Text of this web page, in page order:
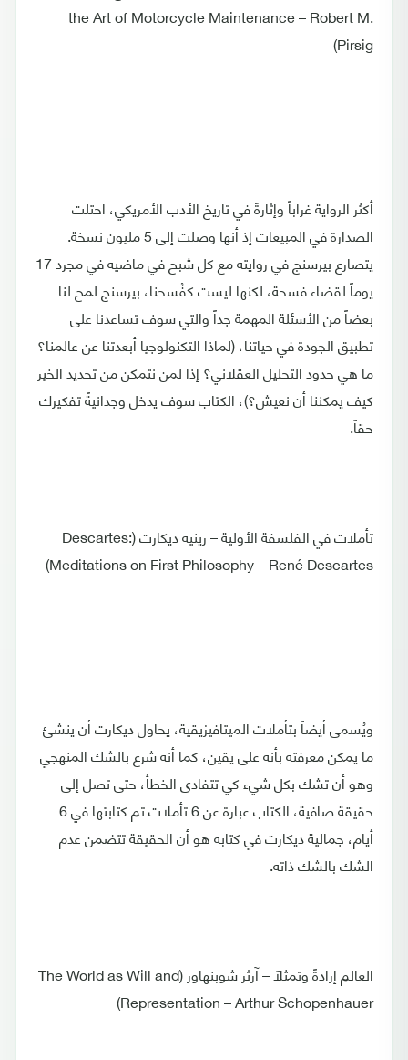
the Art of Motorcycle Maintenance – Robert M.
Pirsig)
أكثر الرواية غراباً وإثارةً في تاريخ الأدب الأمريكي، احتلت
الصدارة في المبيعات إذ أنها وصلت إلى 5 مليون نسخة.
يتصارع بيرسنج في روايته مع كل شبح في ماضيه في مجرد 17
يوماً لقضاء فسحة، لكنها ليست كفُسحنا، بيرسنج لمح لنا
بعضاً من الأسئلة المهمة جداً والتي سوف تساعدنا على
تطبيق الجودة في حياتنا، (لماذا التكنولوجيا أبعدتنا عن عالمنا؟
ما هي حدود التحليل العقلاني؟ إذا لمن نتمكن من تحديد الخير
كيف يمكننا أن نعيش؟)، الكتاب سوف يدخل وجدانيةً تفكيرك
حقاً.
تأملات في الفلسفة الأولية – رينيه ديكارت (Descartes:
Meditations on First Philosophy – René Descartes)
ويُسمى أيضاً بتأملات الميتافيزيقية، يحاول ديكارت أن ينشئ
ما يمكن معرفته بأنه على يقين، كما أنه شرع بالشك المنهجي
وهو أن تشك بكل شيء كي تتفادى الخطأ، حتى تصل إلى
حقيقة صافية، الكتاب عبارة عن 6 تأملات تم كتابتها في 6
أيام، جمالية ديكارت في كتابه هو أن الحقيقة تتضمن عدم
الشك بالشك ذاته.
العالم إرادةً وتمثلاً – آرثر شوبنهاور (The World as Will and
Representation – Arthur Schopenhauer)